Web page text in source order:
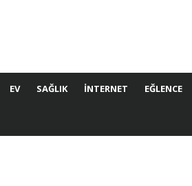
EV SAĞLIK İNTERNET EĞLENCE